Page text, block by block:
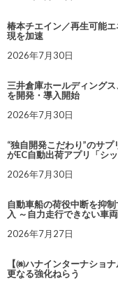
椿本チエイン／再生可能
現を加速
2026年7月30日
三井倉庫ホールディング
を開発・導入開始
2026年7月30日
“独自開発こだわり”のサ
がEC自動出荷アプリ「シ
2026年7月30日
自動車船の荷役中断を抑
入 ～自力走行できない車
2026年7月27日
【㈱ハナインターナショ
更なる強化ねらう